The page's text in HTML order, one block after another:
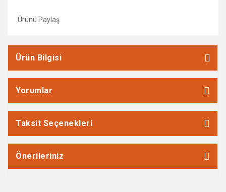
Ürünü Paylaş
Ürün Bilgisi
Yorumlar
Taksit Seçenekleri
Önerileriniz